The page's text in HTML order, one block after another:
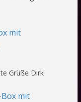
mit
Grüße Dirk
mit